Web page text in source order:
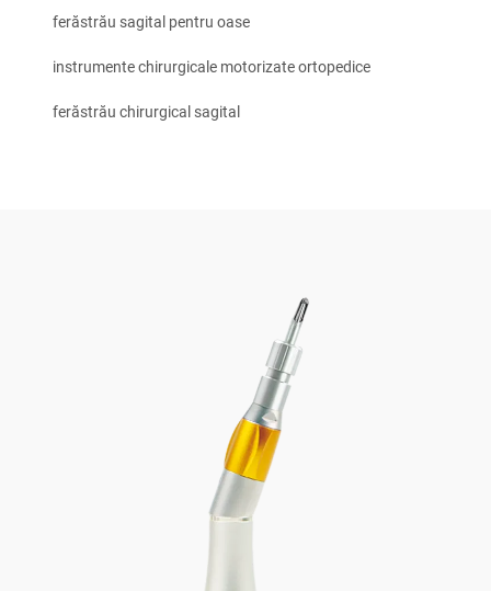
ferăstrău sagital pentru oase
instrumente chirurgicale motorizate ortopedice
ferăstrău chirurgical sagital